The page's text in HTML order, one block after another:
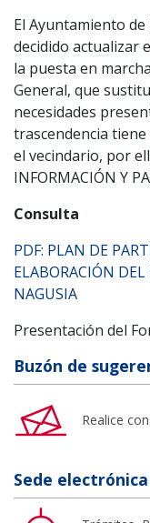
El Ayuntamiento
decidido actualizar
la puesta en
General, que
necesidades
trascendencia
el vecindario, por
INFORMACIÓN Y
Consulta
PDF: PLAN DE
ELABORACIÓN
NAGUSIA
Presentación del
Buzón de
Realice
Sede electrónica